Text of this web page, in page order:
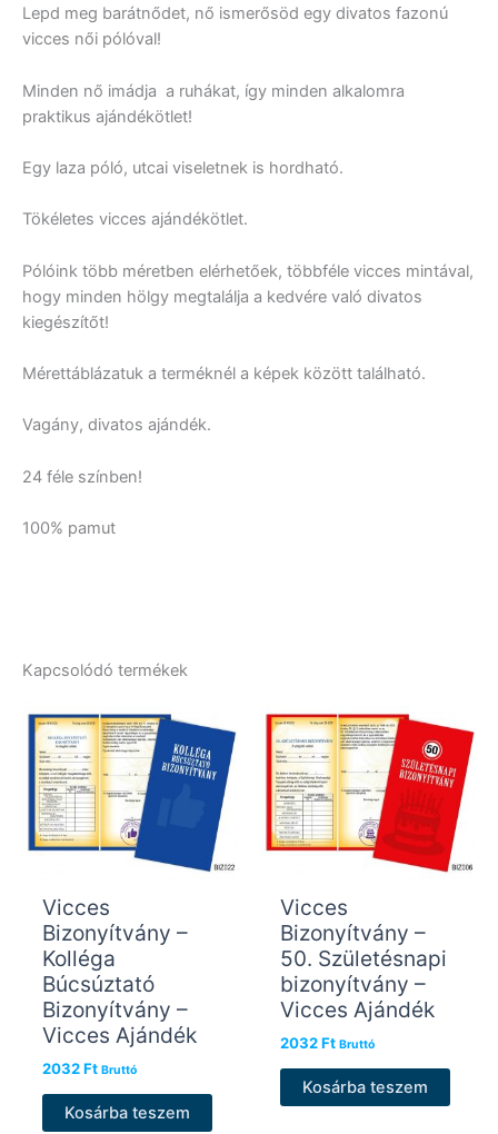
Lepd meg barátnődet, nő ismerősöd egy divatos fazonú
vicces női pólóval!
Minden nő imádja a ruhákat, így minden alkalomra
praktikus ajándékötlet!
Egy laza póló, utcai viseletnek is hordható.
Tökéletes vicces ajándékötlet.
Pólóink több méretben elérhetőek, többféle vicces mintával,
hogy minden hölgy megtalálja a kedvére való divatos
kiegészítőt!
Mérettáblázatuk a terméknél a képek között található.
Vagány, divatos ajándék.
24 féle színben!
100% pamut
Kapcsolódó termékek
Vicces
Bizonyítvány –
Kolléga
Búcsúztató
Bizonyítvány –
Vicces Ajándék
2032Ft Bruttó
Kosárba teszem
Vicces
Bizonyítvány –
50. Születésnapi
bizonyítvány –
Vicces Ajándék
2032Ft Bruttó
Kosárba teszem